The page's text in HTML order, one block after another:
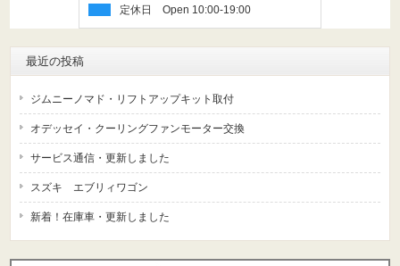
定休日
最近の投稿
ジムニーノマド・リフトアップキット取付
オデッセイ・クーリングファンモーター交換
サービス通信・更新しました
スズキ エブリィワゴン
新着！在庫車・更新しました